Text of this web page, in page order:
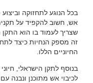
בכל הנוגע לתחזוקה
אש, חשוב להקפיד על
שצריך לעמוד בו הוא התקן
זה מספק הנחיות כיצד
החיוניים הללו.
בנוסף לתקן הישראלי,
לכיבוי אש מתוכנן ונבנה